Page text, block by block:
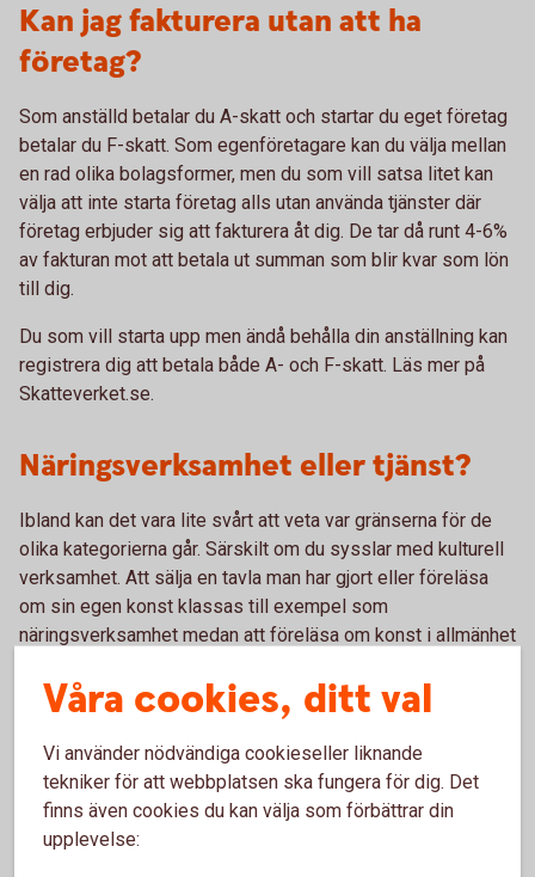
Kan jag fakturera utan att ha
företag?
Som anställd betalar du A-skatt och startar du eget företag
betalar du F-skatt. Som egenföretagare kan du välja mellan
en rad olika bolagsformer, men du som vill satsa litet kan
välja att inte starta företag alls utan använda tjänster där
företag erbjuder sig att fakturera åt dig. De tar då runt 4-6%
av fakturan mot att betala ut summan som blir kvar som lön
till dig.
Du som vill starta upp men ändå behålla din anställning kan
registrera dig att betala både A- och F-skatt. Läs mer på
Skatteverket.se.
Näringsverksamhet eller tjänst?
Ibland kan det vara lite svårt att veta var gränserna för de
olika kategorierna går. Särskilt om du sysslar med kulturell
verksamhet. Att sälja en tavla man har gjort eller föreläsa
om sin egen konst klassas till exempel som
näringsverksamhet medan att föreläsa om konst i allmänhet
osäker kan du alltid fråga Skatteverket.
Du som har en försäljning där
beskattningsunderlaget inte överstiger 80 000
kronor under ett beskattningsår omfattas av
befrielsen för moms. För att du ska kunna bli befriad
Våra cookies, ditt val
Vi använder nödvändiga cookieseller liknande
tekniker för att webbplatsen ska fungera för dig. Det
finns även cookies du kan välja som förbättrar din
upplevelse: